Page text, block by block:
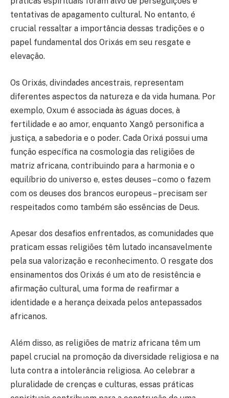
tentativas de apagamento cultural. No entanto, é
crucial ressaltar a importância dessas tradições e o
papel fundamental dos Orixás em seu resgate e
elevação.
Os Orixás, divindades ancestrais, representam
diferentes aspectos da natureza e da vida humana. Por
exemplo, Oxum é associada às águas doces, à
fertilidade e ao amor, enquanto Xangô personifica a
justiça, a sabedoria e o poder. Cada Orixá possui uma
função específica na cosmologia das religiões de
matriz africana, contribuindo para a harmonia e o
equilíbrio do universo e, estes deuses – como o fazem
com os deuses dos brancos europeus – precisam ser
respeitados como também são essências de Deus.
Apesar dos desafios enfrentados, as comunidades que
praticam essas religiões têm lutado incansavelmente
pela sua valorização e reconhecimento. O resgate dos
ensinamentos dos Orixás é um ato de resistência e
afirmação cultural, uma forma de reafirmar a
identidade e a herança deixada pelos antepassados
africanos.
Além disso, as religiões de matriz africana têm um
papel crucial na promoção da diversidade religiosa e na
luta contra a intolerância religiosa. Ao celebrar a
pluralidade de crenças e culturas, essas práticas